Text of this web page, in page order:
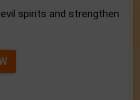
spirits and strengthen